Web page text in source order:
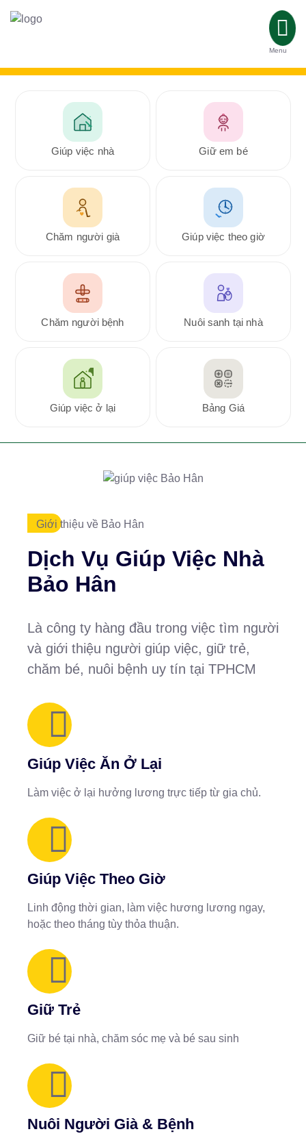
Menu
Giúp việc nhà Giữ em bé
Chăm người già Giúp việc theo giờ
Chăm người bệnh Nuôi sanh tại nhà
Giúp việc ở lại Bảng Giá
Giới thiệu về Bảo Hân
Dịch Vụ Giúp Việc Nhà
Bảo Hân
Là công ty hàng đầu trong việc tìm người
và giới thiệu người giúp việc, giữ trẻ,
chăm bé, nuôi bệnh uy tín tại TPHCM
Giúp Việc Ăn Ở Lại
Làm việc ở lại hưởng lương trực tiếp từ gia chủ.
Giúp Việc Theo Giờ
Linh động thời gian, làm việc hương lương ngay,
hoặc theo tháng tùy thỏa thuận.
Giữ Trẻ
Giữ bé tại nhà, chăm sóc mẹ và bé sau sinh
Nuôi Người Già & Bệnh